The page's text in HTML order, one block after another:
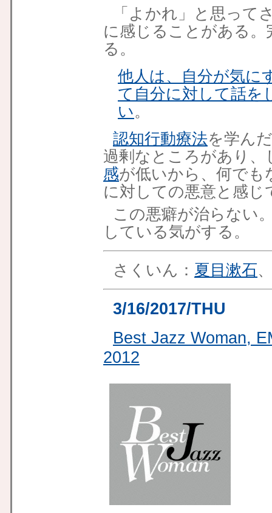
「よかれ」と思って
に感じることがある。
る。
他人は、自分が気に
て自分に対して話を
い。
認知行動療法を学ん
過剰なところがあり
感が低いから、何でも
に対しての悪意と感じ
この悪癖が治らない
している気がする。
さくいん： 夏目漱石
3/16/2017/THU
Best Jazz Woman,
2012